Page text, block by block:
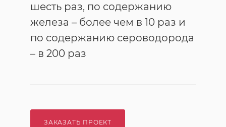
шесть раз, по содержанию
железа – более чем в 10 раз и
по содержанию сероводорода
– в 200 раз
ЗАКАЗАТЬ ПРОЕКТ